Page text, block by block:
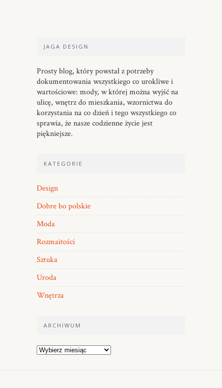
JAGA DESIGN
Prosty blog, który powstał z potrzeby
dokumentowania wszystkiego co urokliwe i
wartościowe: mody, w której można wyjść na
ulicę, wnętrz do mieszkania, wzornictwa do
korzystania na co dzień i tego wszystkiego co
sprawia, że nasze codzienne życie jest
piękniejsze.
KATEGORIE
Design
Dobre bo polskie
Moda
Rozmaitości
Sztuka
Uroda
Wnętrza
ARCHIWUM
Archiwum